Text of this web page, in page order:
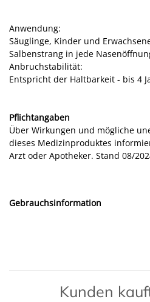
Anwendung:
Säuglinge, Kinder und
Salbenstrang in jede
Anbruchstabilität:
Entspricht der Haltbarkeit - bis 4
Pflichtangaben
Über Wirkungen und mögliche
dieses Medizinproduktes
Arzt oder Apotheker. Stand 08/
Gebrauchsinformation
Kunden